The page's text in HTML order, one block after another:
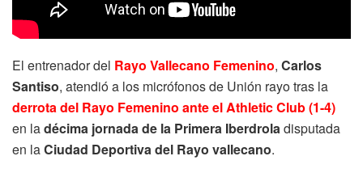
El entrenador del Rayo Vallecano Femenino, Carlos
Santiso, atendió a los micrófonos de Unión rayo tras la
derrota del Rayo Femenino ante el Athletic Club (1-4)
en ladécima jornada de la Primera Iberdroladisputada
en laCiudad Deportiva del Rayo vallecano.